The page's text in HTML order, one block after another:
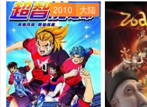
2010 大陆